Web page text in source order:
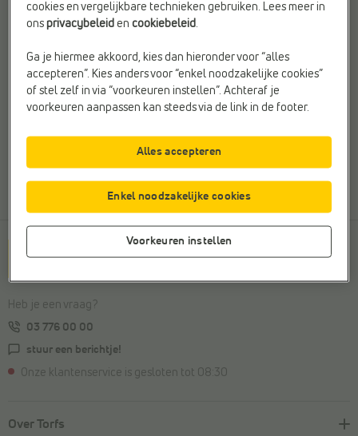
Klantenservice (6/7)
Zaterdag:10u - 18u
Aanbevolenvoor jou
Sterk
Heb je een vraag?
03 776 00 00
stuur een berichtje!
Onze klantenservice is gesloten tot 08:30
Over Torfs
cookies en vergelijkbare technieken gebruiken. Lees meer in
onsprivacybeleid encookiebeleid
Ga je hiermee akkoord, kies dan hieronder voor “alles
accepteren”. Kies anders voor “enkel noodzakelijke cookies”
of stel zelf in via “voorkeuren instellen”. Achteraf je
voorkeuren aanpassen kan steeds via de link in de footer.
Voorkeuren instellen
Enkel noodzakelijke cookies
Alles accepteren